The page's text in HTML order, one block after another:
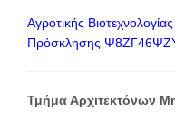
Αγροτικής
Πρόσκλησης
Τμήμα Αρχιτεκτόνων